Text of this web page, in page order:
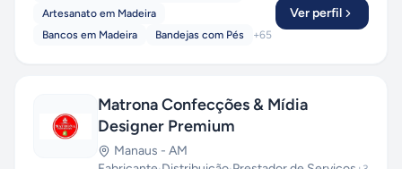
Artesanato em Madeira
Bancos em Madeira
Bandejas com Pés +65
Ver perfil
Matrona Confecções & Mídia
Designer Premium
Manaus - AM